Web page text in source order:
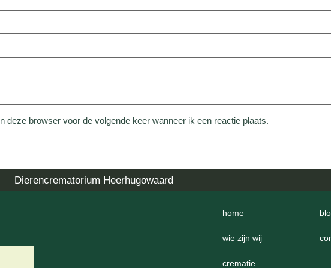
deze browser voor de volgende keer wanneer ik een reactie plaats.
Dierencrematorium Heerhugowaard
home
wie zijn wij
crematie